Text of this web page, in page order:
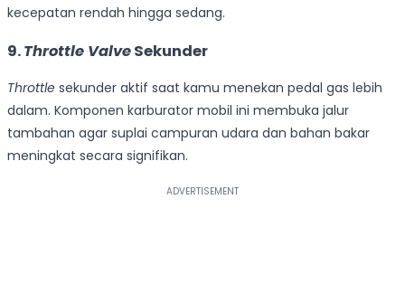
kecepatan rendah hingga sedang.
9.Throttle ValveSekunder
Throttle sekunder aktif saat kamu menekan pedal gas lebih
dalam. Komponen karburator mobil ini membuka jalur
tambahan agar suplai campuran udara dan bahan bakar
meningkat secara signifikan.